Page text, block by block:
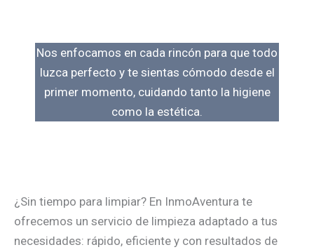
Nos enfocamos en cada rincón para que todo
luzca perfecto y te sientas cómodo desde el
primer momento, cuidando tanto la higiene
como la estética.
¿Sin tiempo para limpiar? En InmoAventura te
ofrecemos un servicio de limpieza adaptado a tus
necesidades: rápido, eficiente y con resultados de